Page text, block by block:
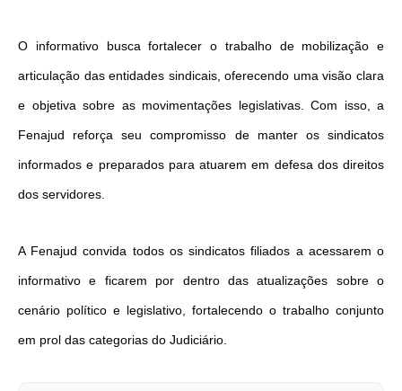
O informativo busca fortalecer o trabalho de mobilização e
articulação das entidades sindicais, oferecendo uma visão clara
e objetiva sobre as movimentações legislativas. Com isso, a
Fenajud reforça seu compromisso de manter os sindicatos
informados e preparados para atuarem em defesa dos direitos
dos servidores.
A Fenajud convida todos os sindicatos filiados a acessarem o
informativo e ficarem por dentro das atualizações sobre o
cenário político e legislativo, fortalecendo o trabalho conjunto
em prol das categorias do Judiciário.